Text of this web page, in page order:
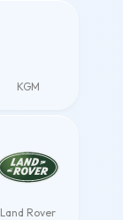
KGM
Land Rover